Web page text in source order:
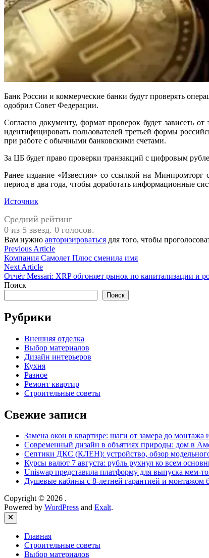
Банк России и коммерческие банки будут проверять
одобрил Совет Федерации.
Согласно документу, формат проверок будет зависеть
идентифицировать пользователей третьей формы
при работе с обычными банковскими счетами.
За ЦБ будет право проверки транзакций с цифровым
Ранее издание «Известия» со ссылкой на
период в два года, чтобы доработать информационные
Источник
Средний рейтинг
0 из 5 звезд. 0 голосов.
Вам нужно авторизироваться для того, чтобы
Навигация
по
записям
Previous ArticlePrevious
article:
Компания Самолет Плюс сменила имя
Next ArticleNext
article:
Отчёт Messari: XRP обгоняет рынок по капитализации и
Поиск
Поиск
Рубрики
Внешняя отделка
Выбор материалов
Дизайн интерьеров
Кухня
Разное
Ремонт квартир
Строительные советы
Свежие записи
Замена окон в квартире: шаги от замера до монтажа
Современный дизайн в объятиях природы: дом в
Септики ДКС (КЛЕН): устройство, обзор модельного
Курсы валют 7 августа: рубль рухнул ко всем
Uniswap представила платформу для выпуска мем-
Душевые кабины с 8‑летней гарантией и монтажом
Copyright © 2026 .
Powered by WordPress and Exalt.
Close
Главная
Строительные советы
Выбор материалов